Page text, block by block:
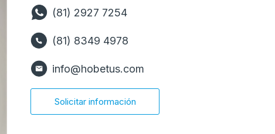
(81) 2927 7254
(81) 8349 4978
info@hobetus.com
Solicitar información